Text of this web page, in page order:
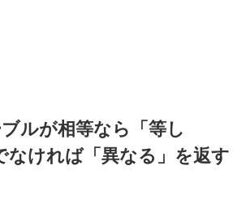
ルが相等なら「等し
なければ「異なる」を返す